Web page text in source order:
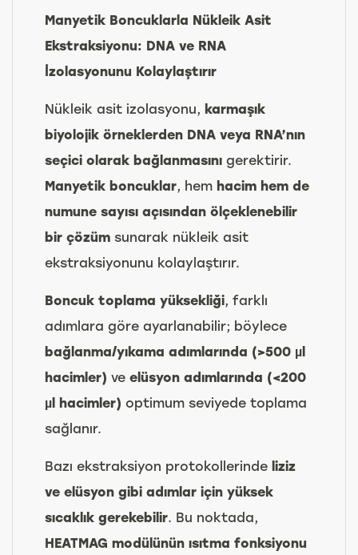
Manyetik Boncuklarla Nükleik Asit
Ekstraksiyonu: DNA ve RNA
İzolasyonunu Kolaylaştırır
Nükleik asit izolasyonu, karmaşık
biyolojik örneklerden DNA veya RNA’nın
seçici olarak bağlanmasını gerektirir.
Manyetik boncuklar, hem hacim hem de
numune sayısı açısından ölçeklenebilir
bir çözüm sunarak nükleik asit
ekstraksiyonunu kolaylaştırır.
Boncuk toplama yüksekliği, farklı
adımlara göre ayarlanabilir; böylece
bağlanma/yıkama adımlarında (>500 µl
hacimler) ve elüsyon adımlarında (<200
µl hacimler) optimum seviyede toplama
sağlanır.
Bazı ekstraksiyon protokollerinde liziz
ve elüsyon gibi adımlar için yüksek
sıcaklık gerekebilir. Bu noktada,
HEATMAG modülünün ısıtma fonksiyonu